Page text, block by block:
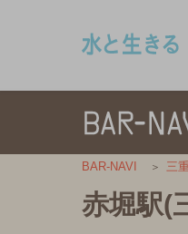
BAR-NAVI 三
赤堀駅(